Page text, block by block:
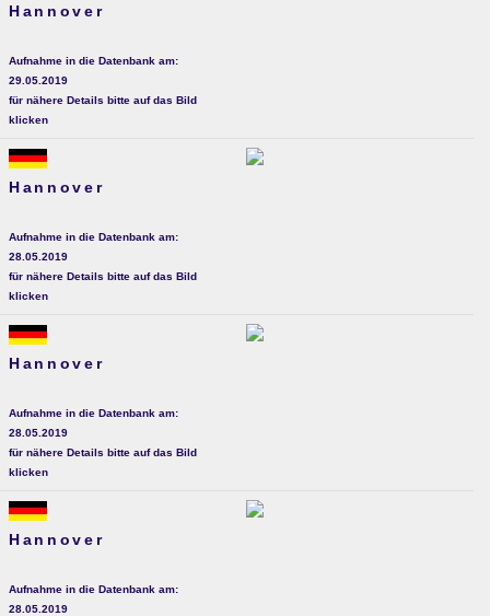
Hannover
Aufnahme in die Datenbank am:
29.05.2019
für nähere Details bitte auf das Bild
klicken
Hannover
Aufnahme in die Datenbank am:
28.05.2019
für nähere Details bitte auf das Bild
klicken
Hannover
Aufnahme in die Datenbank am:
28.05.2019
für nähere Details bitte auf das Bild
klicken
Hannover
Aufnahme in die Datenbank am:
28.05.2019